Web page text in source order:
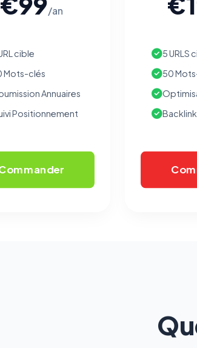
/an
cible
Mots-clés
Annuaires
Positionnement
5 URLS
50